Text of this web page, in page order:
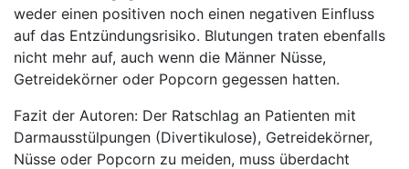
weder einen positiven noch einen negativen Einfluss
auf das Entzündungsrisiko. Blutungen traten ebenfalls
nicht mehr auf, auch wenn die Männer Nüsse,
Getreidekörner oder Popcorn gegessen hatten.
Fazit der Autoren: Der Ratschlag an Patienten mit
Darmausstülpungen (Divertikulose), Getreidekörner,
Nüsse oder Popcorn zu meiden, muss überdacht